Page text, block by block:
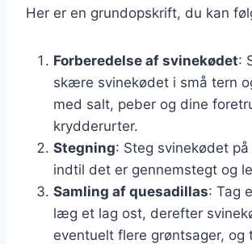
Her er en grundopskrift, du kan
Forberedelse af svinekødet:
skære svinekødet i små tern
med salt, peber og dine
krydderurter.
Stegning: Steg svinekødet
indtil det er gennemstegt og
Samling af quesadillas: Tag
læg et lag ost, derefter
eventuelt flere grøntsager, og